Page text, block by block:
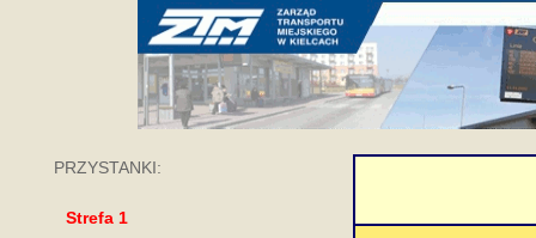
PRZYSTANKI:
Strefa 1